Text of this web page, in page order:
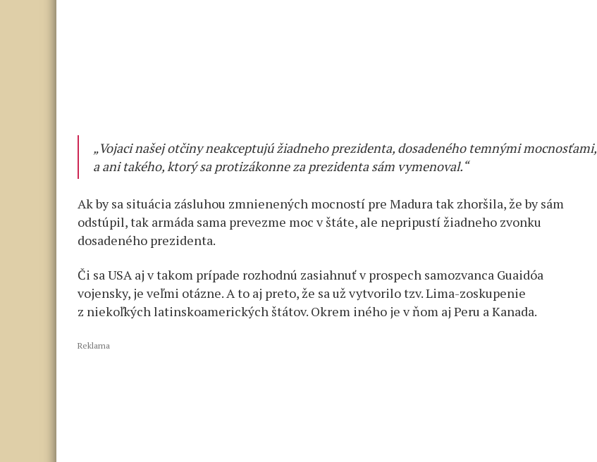
„Vojaci našej otčiny neakceptujú žiadneho prezidenta, dosadeného temnými mocnosťami,
a ani takého, ktorý sa protizákonne za prezidenta sám vymenoval.“
Ak by sa situácia zásluhou zmnienených mocností pre Madura tak zhoršila, že by sám
odstúpil, tak armáda sama prevezme moc v štáte, ale nepripustí žiadneho zvonku
dosadeného prezidenta.
Či sa USA aj v takom prípade rozhodnú zasiahnuť v prospech samozvanca Guaidóa
vojensky, je veľmi otázne. A to aj preto, že sa už vytvorilo tzv. Lima-zoskupenie
z niekoľkých latinskoamerických štátov. Okrem iného je v ňom aj Peru a Kanada.
Reklama